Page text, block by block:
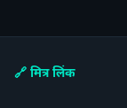
🔗 मित्र लिंक